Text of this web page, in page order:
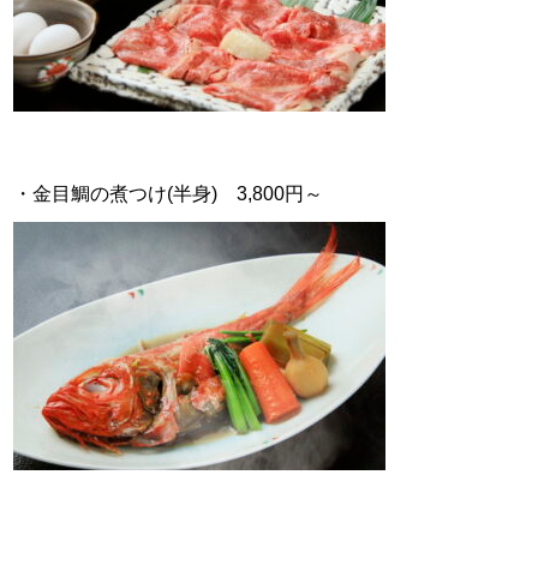
・金目鯛の煮つけ(半身) 3,800円～